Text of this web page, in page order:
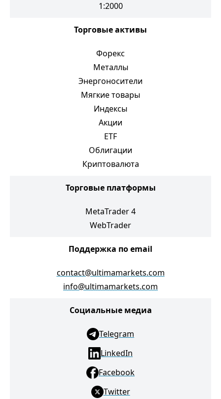
1:2000
Торговые активы
Форекс
Металлы
Энергоносители
Мягкие товары
Индексы
Акции
ETF
Облигации
Криптовалюта
Торговые платформы
MetaTrader 4
WebTrader
Поддержка по email
contact@ultimamarkets.com
info@ultimamarkets.com
Социальные медиа
Telegram
LinkedIn
Facebook
Twitter